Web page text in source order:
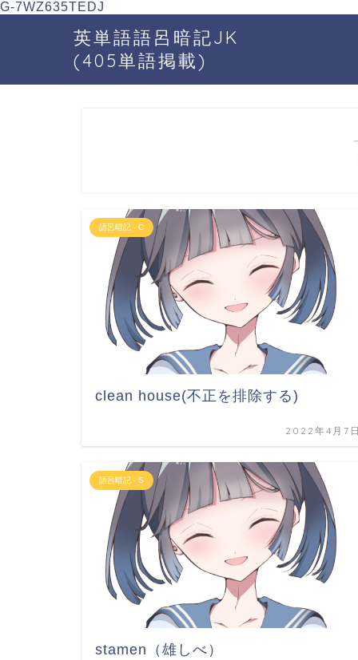
G-7WZ635TEDJ
英単語語呂暗記JK
(405単語掲載)
語呂暗記 - C
clean house(不正を排除する)
2022年4月7日
語呂暗記 - S
stamen（雄しべ）